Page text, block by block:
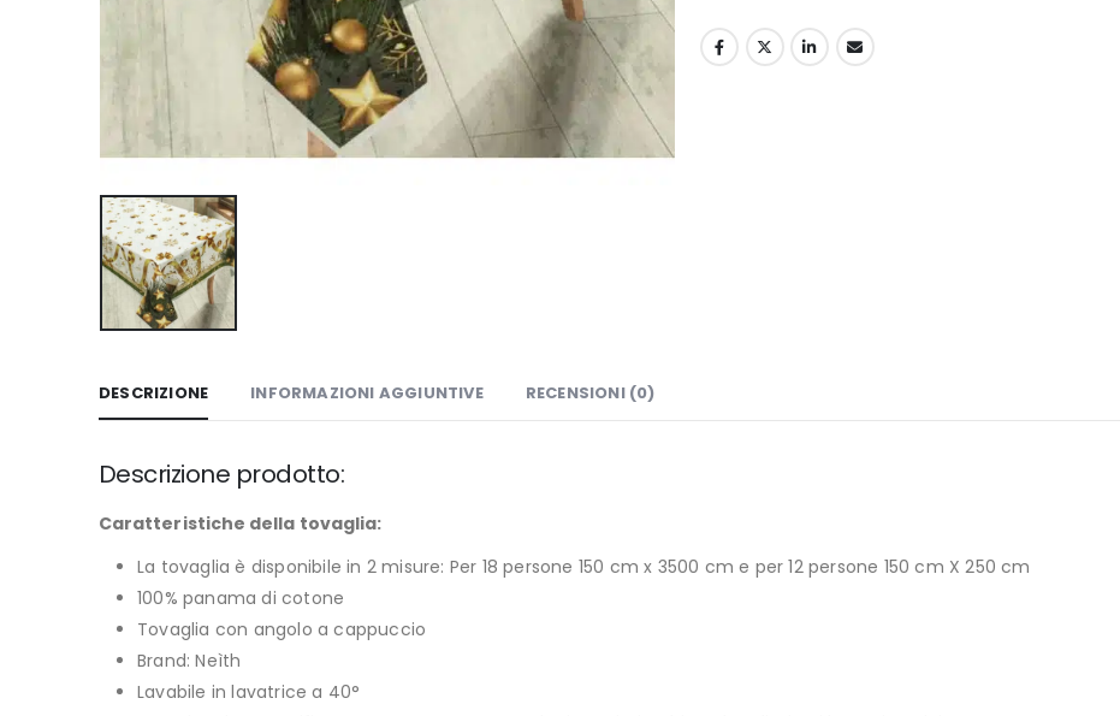
DESCRIZIONE INFORMAZIONI AGGIUNTIVE RECENSIONI (0)
Descrizione prodotto:
Caratteristiche della tovaglia:
La tovaglia è disponibile in 2 misure: Per 18 persone 150 cm x 3500 cm e per 12 persone 150 cm X 250 cm
100% panama di cotone
Tovaglia con angolo a cappuccio
Brand: Neìth
Lavabile in lavatrice a 40°